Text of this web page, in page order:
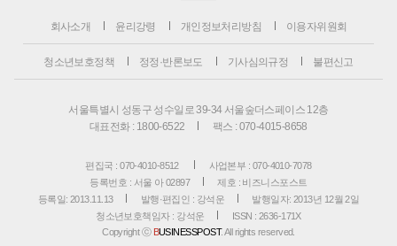
회사소개 윤리강령 개인정보처리방침 이용자위원회
청소년보호정책 정정·반론보도 기사심의규정 불편신고
서울특별시 성동구 성수일로 39-34 서울숲더스페이스 12층
대표전화 : 1800-6522
팩스 : 070-4015-8658
편집국 : 070-4010-8512
사업본부 : 070-4010-7078
등록번호 : 서울 아 02897
제호 : 비즈니스포스트
등록일: 2013.11.13
발행·편집인 : 강석운
발행일자: 2013년 12월 2일
청소년보호책임자 : 강석운
ISSN : 2636-171X
Copyright ⓒ BUSINESSPOST. All rights reserved.